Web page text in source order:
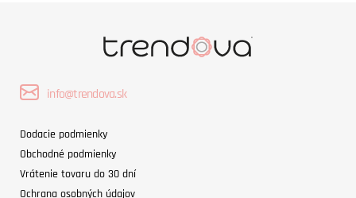
info@trendova.sk
Dodacie podmienky
Obchodné podmienky
Vrátenie tovaru do 30 dní
Ochrana osobných údajov